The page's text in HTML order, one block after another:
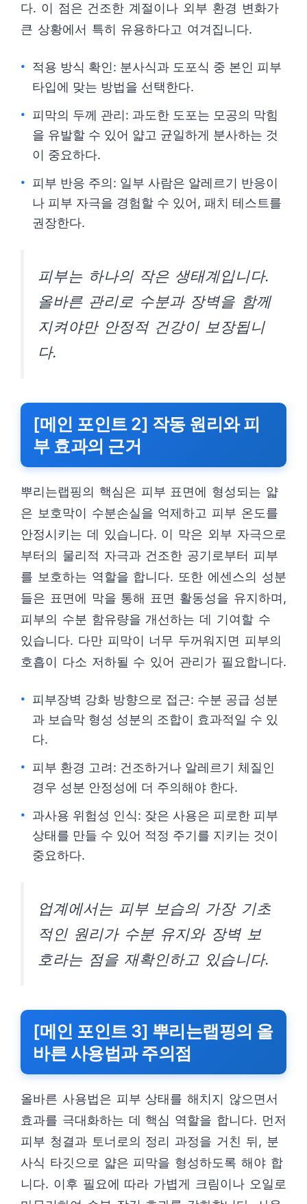
다. 이 점은 건조한 계절이나 외부 환경 변화가
큰 상황에서 특히 유용하다고 여겨집니다.
적용 방식 확인: 분사식과 도포식 중 본인 피부
타입에 맞는 방법을 선택한다.
피막의 두께 관리: 과도한 도포는 모공의 막힘
을 유발할 수 있어 얇고 균일하게 분사하는 것
이 중요하다.
피부 반응 주의: 일부 사람은 알레르기 반응이
나 피부 자극을 경험할 수 있어, 패치 테스트를
권장한다.
피부는 하나의 작은 생태계입니다.
올바른 관리로 수분과 장벽을 함께
지켜야만 안정적 건강이 보장됩니
다.
[메인 포인트 2] 작동 원리와 피
부 효과의 근거
뿌리는랩핑의 핵심은 피부 표면에 형성되는 얇
은 보호막이 수분손실을 억제하고 피부 온도를
안정시키는 데 있습니다. 이 막은 외부 자극으로
부터의 물리적 자극과 건조한 공기로부터 피부
를 보호하는 역할을 합니다. 또한 에센스의 성분
들은 표면에 막을 통해 표면 활동성을 유지하며,
피부의 수분 함유량을 개선하는 데 기여할 수
있습니다. 다만 피막이 너무 두꺼워지면 피부의
호흡이 다소 저하될 수 있어 관리가 필요합니다.
피부장벽 강화 방향으로 접근: 수분 공급 성분
과 보습막 형성 성분의 조합이 효과적일 수 있
다.
피부 환경 고려: 건조하거나 알레르기 체질인
경우 성분 안정성에 더 주의해야 한다.
과사용 위험성 인식: 잦은 사용은 피로한 피부
상태를 만들 수 있어 적정 주기를 지키는 것이
중요하다.
업계에서는 피부 보습의 가장 기초
적인 원리가 수분 유지와 장벽 보
호라는 점을 재확인하고 있습니다.
[메인 포인트 3] 뿌리는랩핑의 올
바른 사용법과 주의점
올바른 사용법은 피부 상태를 해치지 않으면서
효과를 극대화하는 데 핵심 역할을 합니다. 먼저
피부 청결과 토너로의 정리 과정을 거친 뒤, 분
사식 타깃으로 얇은 피막을 형성하도록 해야 합
니다. 이후 필요에 따라 가볍게 크림이나 오일로